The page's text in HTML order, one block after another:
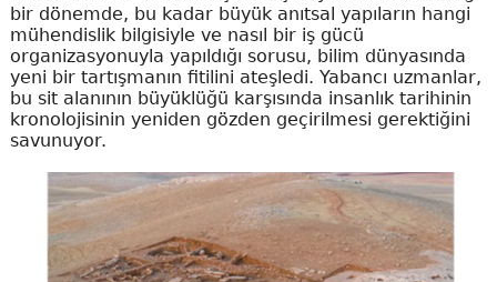
bir dönemde, bu kadar büyük anıtsal yapıların hangi
mühendislik bilgisiyle ve nasıl bir iş gücü
organizasyonuyla yapıldığı sorusu, bilim dünyasında
yeni bir tartışmanın fitilini ateşledi. Yabancı uzmanlar,
bu sit alanının büyüklüğü karşısında insanlık tarihinin
kronolojisinin yeniden gözden geçirilmesi gerektiğini
savunuyor.